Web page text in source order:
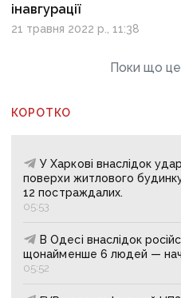
інавгурації
21 травня 2022 р., 11:38
Поки що це
КОРОТКО
У Харкові внаслідок
поверхи житлового
12 постраждалих.
05:53
В Одесі внаслідок
щонайменше 6 людей —
05:52